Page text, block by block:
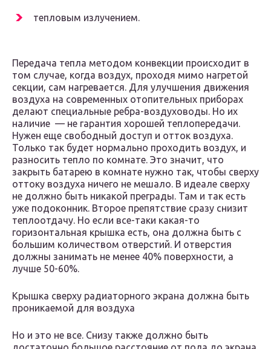
тепловым излучением.
Передача тепла методом конвекции происходит в
том случае, когда воздух, проходя мимо нагретой
секции, сам нагревается. Для улучшения движения
воздуха на современных отопительных приборах
делают специальные ребра-воздуховоды. Но их
наличие — не гарантия хорошей теплопередачи.
Нужен еще свободный доступ и отток воздуха.
Только так будет нормально проходить воздух, и
разносить тепло по комнате. Это значит, что
закрыть батарею в комнате нужно так, чтобы сверху
оттоку воздуха ничего не мешало. В идеале сверху
не должно быть никакой преграды. Там и так есть
уже подоконник. Второе препятствие сразу снизит
теплоотдачу. Но если все-таки какая-то
горизонтальная крышка есть, она должна быть с
большим количеством отверстий. И отверстия
должны занимать не менее 40% поверхности, а
лучше 50-60%.
Крышка сверху радиаторного экрана должна быть
проникаемой для воздуха
Но и это не все. Снизу также должно быть